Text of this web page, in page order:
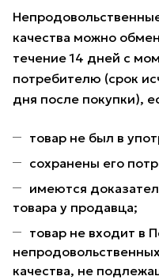
качества можно
течение 14 дней с
потребителю (срок
дня после покупки),
товар не был в
сохранены его
имеются
товара у продавца;
товар не входит в
качества, не